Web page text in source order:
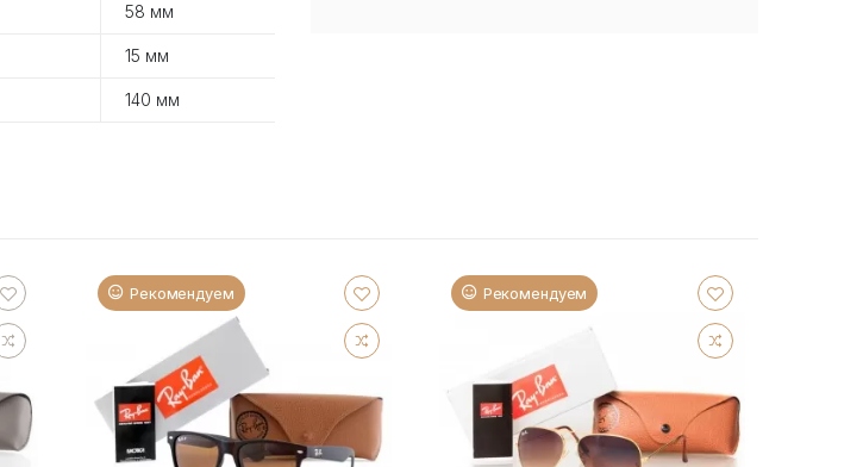
58 мм
15 мм
140 мм
Рекомендуем Рекомендуем